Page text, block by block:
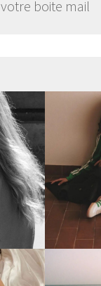
votre boite mail